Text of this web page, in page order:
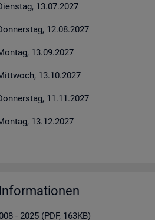
13.07.2027
12.08.2027
13.09.2027
13.10.2027
11.11.2027
13.12.2027
- 2025 (PDF, 163KB)